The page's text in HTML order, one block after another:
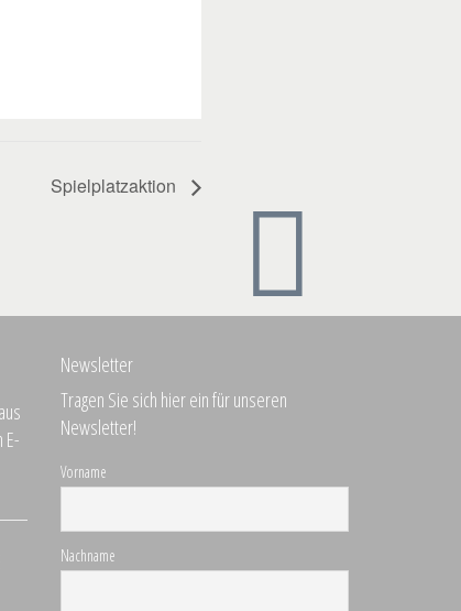
Spielplatzaktion
Newsletter
Tragen Sie sich hier ein für unseren
Newsletter!
Vorname
Nachname